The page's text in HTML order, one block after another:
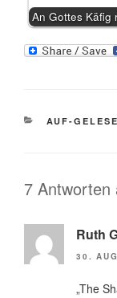
An Gottes Käfig
AUF-
7 Antworten
Ruth
30.
„The